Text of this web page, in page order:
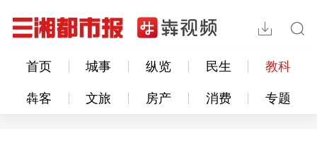
首页 城事 纵览 民生 教科
犇客 文旅 房产 消费 专题